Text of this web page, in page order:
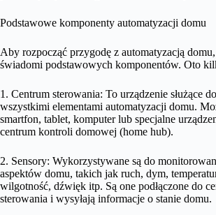
Podstawowe komponenty automatyzacji domu
Aby rozpocząć przygodę z automatyzacją
świadomi podstawowych komponentów. Oto
1. Centrum sterowania: To urządzenie służące
wszystkimi elementami automatyzacji domu.
smartfon, tablet, komputer lub specjalne
centrum kontroli domowej (home hub).
2. Sensory: Wykorzystywane są do
aspektów domu, takich jak ruch, dym,
wilgotność, dźwięk itp. Są one podłączone do
sterowania i wysyłają informacje o stanie domu.